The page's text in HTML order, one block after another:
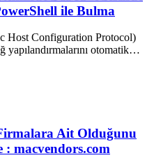
ile Bulma
Host Configuration Protocol)
yapılandırmalarını otomatik…
Ait Olduğunu
: macvendors.com